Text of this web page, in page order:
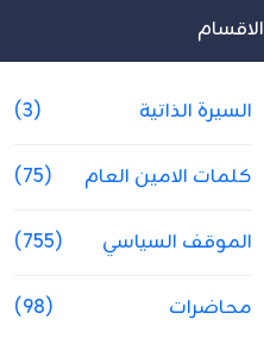
الاقسام
السيرة الذاتية (3)
كلمات الامين العام (75)
الموقف السياسي (755)
محاضرات (98)